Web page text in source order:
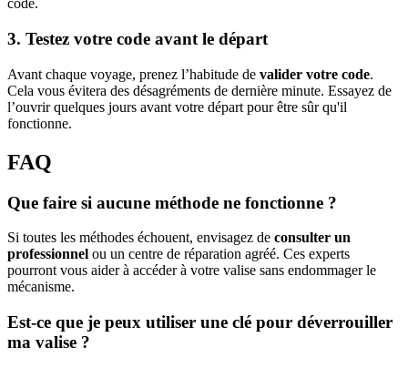
code.
3. Testez votre code avant le départ
Avant chaque voyage, prenez l’habitude de valider votre code.
Cela vous évitera des désagréments de dernière minute. Essayez de
l’ouvrir quelques jours avant votre départ pour être sûr qu'il
fonctionne.
FAQ
Que faire si aucune méthode ne fonctionne ?
Si toutes les méthodes échouent, envisagez de consulter un
professionnel ou un centre de réparation agréé. Ces experts
pourront vous aider à accéder à votre valise sans endommager le
mécanisme.
Est-ce que je peux utiliser une clé pour déverrouiller
ma valise ?